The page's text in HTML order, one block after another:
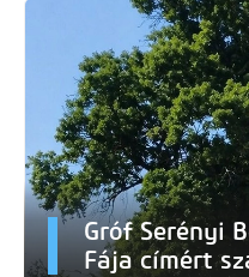
Gróf Serényi
Fája címért